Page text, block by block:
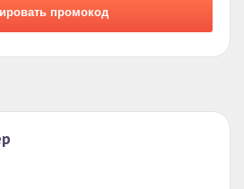
Копировать промокод